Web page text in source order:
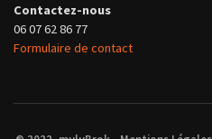
Contactez-nous
06 07 62 86 77
Formulaire de contact